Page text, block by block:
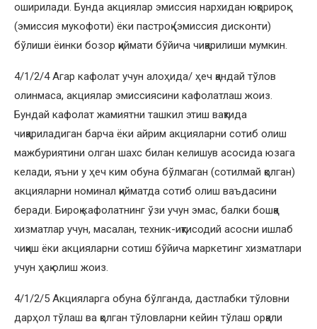
оширилади. Бунда акциялар эмисcия нархидан юқорироқ
(эмиссия мукофоти) ёки пастроқ (эмиссия дисконти)
бўлиши ёинки бозор қиймати бўйича чиқарилиши мумкин.
4/1/2/4 Агар кафолат учун алоҳида/ ҳеч қандай тўлов
олинмаса, акциялар эмиссиясини кафолатлаш жоиз.
Бундай кафолат жамиятни ташкил этиш вақтида
чиқариладиган барча ёки айрим акцияларни сотиб олиш
мажбуриятини олган шахс билан келишув асосида юзага
келади, яъни у ҳеч ким обуна бўлмаган (сотилмай қолган)
акцияларни номинал қийматда сотиб олиш ваъдасини
беради. Бироқ кафолатнинг ўзи учун эмас, балки бошқа
хизматлар учун, масалан, техник-иқтисодий асосни ишлаб
чиқиш ёки акцияларни сотиш бўйича маркетинг хизматлари
учун ҳақ олиш жоиз.
4/1/2/5 Акцияларга обуна бўлганда, дастлабки тўловни
дарҳол тўлаш ва қолган тўловларни кейин тўлаш орқали